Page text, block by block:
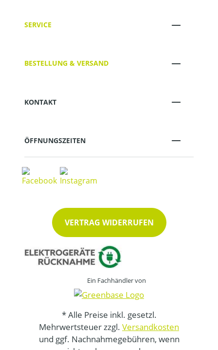
SERVICE
BESTELLUNG & VERSAND
KONTAKT
ÖFFNUNGSZEITEN
VERTRAG WIDERRUFEN
Ein Fachhändler von
* Alle Preise inkl. gesetzl.
Mehrwertsteuer zzgl. Versandkosten
und ggf. Nachnahmegebühren, wenn